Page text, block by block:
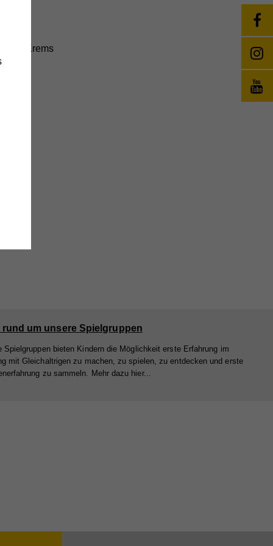
Krems
rund um unsere Spielgruppen
Spielgruppen bieten Kindern die Möglichkeit erste Erfahrung im
mit Gleichaltrigen zu machen, zu spielen, zu entdecken und erste
zu sammeln. Mehr dazu hier...